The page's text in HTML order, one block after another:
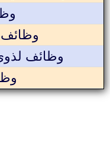
وظائف
وظائف